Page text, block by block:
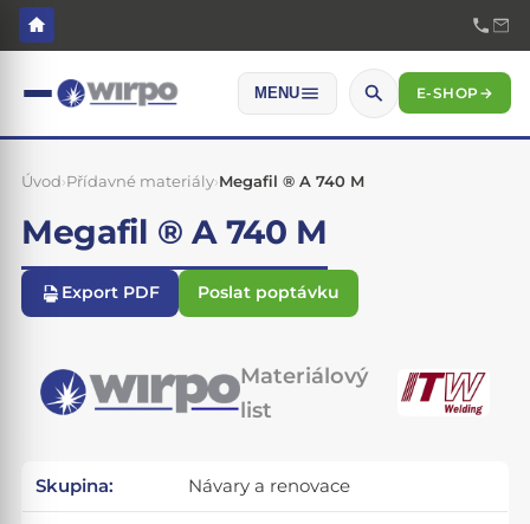
MENU E-SHOP→
Úvod›Přídavné materiály›Megafil ® A 740 M
Megafil ® A 740 M
Export PDF Poslat poptávku
Materiálový
list
Skupina: Návary a renovace